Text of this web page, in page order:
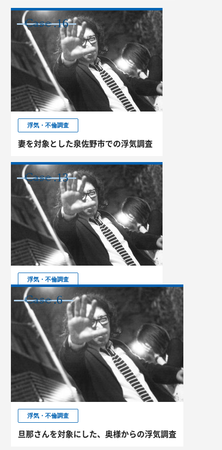
CASE
.16
浮気・不倫調査
妻を対象とした泉佐野市での浮気調査
CASE
.13
浮気・不倫調査
貝塚市での浮気調査依頼
CASE
.6
浮気・不倫調査
旦那さんを対象にした、奥様からの浮気調査